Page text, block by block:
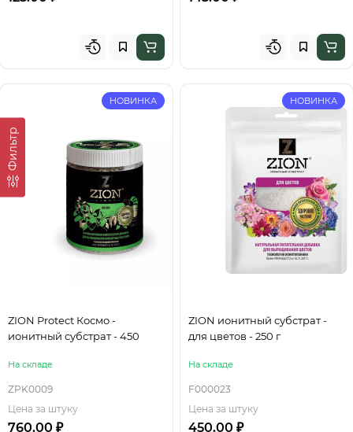
Фильтр
НОВИНКА
ZION Protect Космо -
ионитный субстрат - 450
На складе
ZPK0009
Цена за штуку
760.00 ₽
НОВИНКА
ZION ионитный субстрат -
для цветов - 250 г
На складе
F000023
Цена за штуку
450.00 ₽